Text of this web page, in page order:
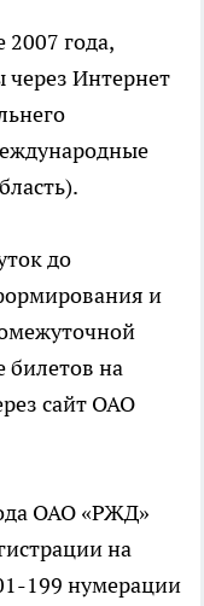
2007 года,
через Интернет
до
и
билетов на
сайт ОАО
ОАО «РЖД»
на
199 нумерации